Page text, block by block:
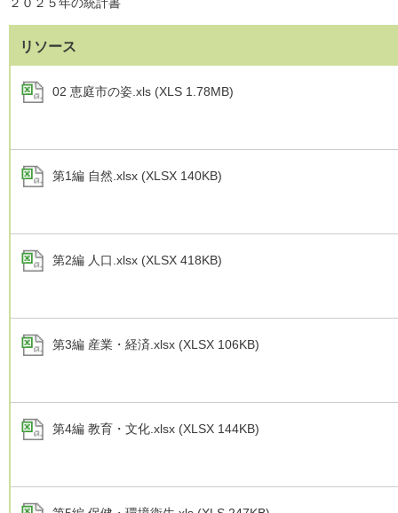
リソース
02 恵庭市の姿.xls (XLS 1.78MB)
第1編 自然.xlsx (XLSX 140KB)
第2編 人口.xlsx (XLSX 418KB)
第3編 産業・経済.xlsx (XLSX 106KB)
第4編 教育・文化.xlsx (XLSX 144KB)